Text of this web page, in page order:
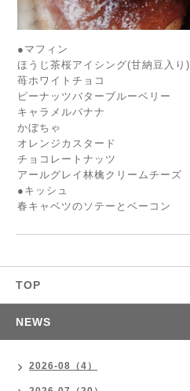
●マフィン
ほうじ茶桜アイシング(甘納豆入り)
苺ホワイトチョコ
ピーナッツバターブルーベリー
キャラメルバナナ
かぼちゃ
オレンジカスタード
チョコレートナッツ
アールグレイ林檎クリームチーズ
●キッシュ
春キャベツのソテーとベーコン
TOP
NEWS
2026-08（4）